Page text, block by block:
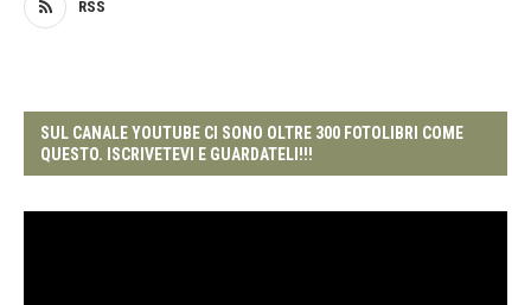
RSS
SUL CANALE YOUTUBE CI SONO OLTRE 300 FOTOLIBRI COME
QUESTO. ISCRIVETEVI E GUARDATELI!!!